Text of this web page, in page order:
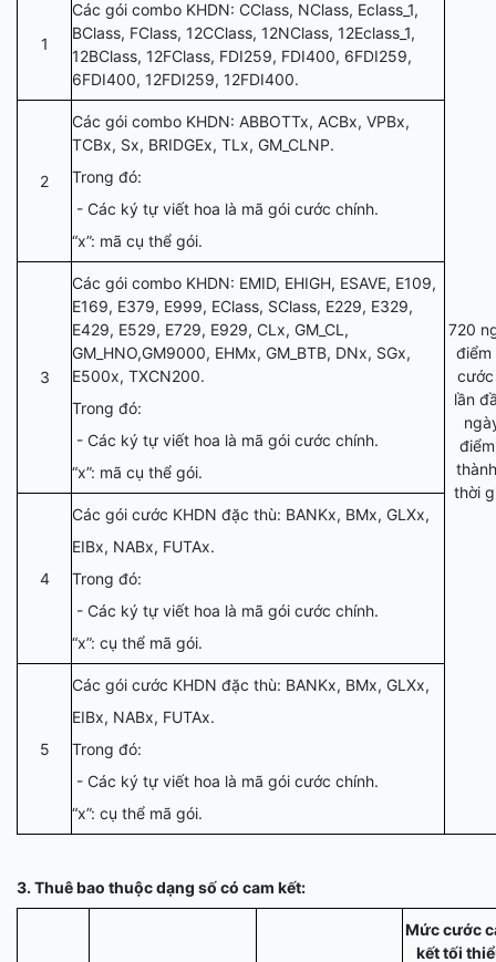
1
Các gói combo KHDN: CClass, NClass, Eclass_1,
BClass, FClass, 12CClass, 12NClass, 12Eclass_1,
12BClass, 12FClass, FDI259, FDI400, 6FDI259,
6FDI400, 12FDI259, 12FDI400.
720
điểm
lần
thời
2
Các gói combo KHDN: ABBOTTx, ACBx, VPBx,
TCBx, Sx, BRIDGEx, TLx, GM_CLNP.
Trong đó:
- Các ký tự viết hoa là mã gói cước chính.
“x”: mã cụ thể gói.
3
Các gói combo KHDN: EMID, EHIGH, ESAVE, E109,
E169, E379, E999, EClass, SClass, E229, E329,
E429, E529, E729, E929, CLx, GM_CL,
GM_HNO,GM9000, EHMx, GM_BTB, DNx, SGx,
E500x, TXCN200.
Trong đó:
- Các ký tự viết hoa là mã gói cước chính.
“x”: mã cụ thể gói.
4
Các gói cước KHDN đặc thù: BANKx, BMx, GLXx,
EIBx, NABx, FUTAx.
Trong đó:
- Các ký tự viết hoa là mã gói cước chính.
“x”: cụ thể mã gói.
5
Các gói cước KHDN đặc thù: BANKx, BMx, GLXx,
EIBx, NABx, FUTAx.
Trong đó:
- Các ký tự viết hoa là mã gói cước chính.
“x”: cụ thể mã gói.
3. Thuêbao thuộc dạng số có cam kết:
Mức cước
kết tối